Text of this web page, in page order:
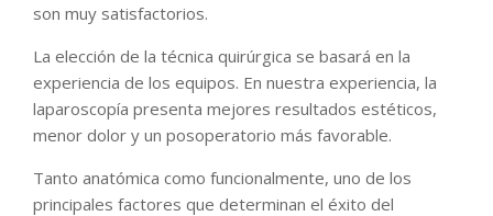
son muy satisfactorios.
La elección de la técnica quirúrgica se basará en la
experiencia de los equipos. En nuestra experiencia, la
laparoscopía presenta mejores resultados estéticos,
menor dolor y un posoperatorio más favorable.
Tanto anatómica como funcionalmente, uno de los
principales factores que determinan el éxito del